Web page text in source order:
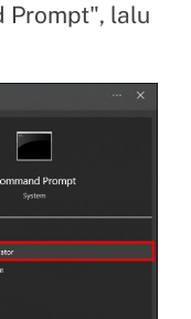
Prompt", lalu